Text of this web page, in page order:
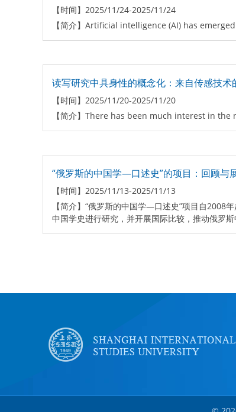
【时间】 2025/11/24-2025/11/24
【简介】 Artificial intelligence (AI) has
读写研究中具身性的概念化：来自传感技术
【时间】 2025/11/20-2025/11/20
【简介】 There has been much interest in the
“俄罗斯的中国学—口述史”的项目：回顾与
【时间】 2025/11/13-2025/11/13
【简介】 “俄罗斯的中国学—口述史”项目自2008
中国学史进行研究，并开展国际比较，推动俄罗